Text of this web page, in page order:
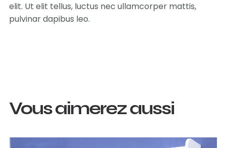
elit. Ut elit tellus, luctus nec ullamcorper mattis,
pulvinar dapibus leo.
Vous aimerez aussi